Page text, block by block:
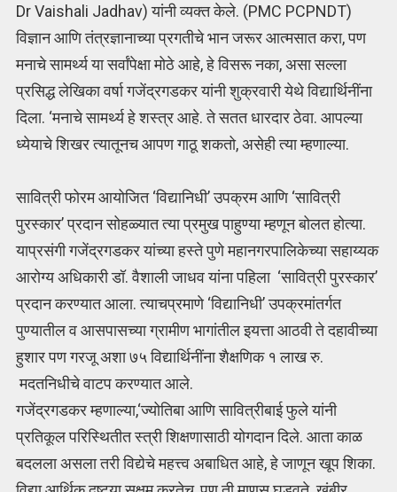
Dr Vaishali Jadhav) यांनी व्यक्त केले. (PMC PCPNDT)
विज्ञान आणि तंत्रज्ञानाच्या प्रगतीचे भान जरूर आत्मसात करा, पण
मनाचे सामर्थ्य या सर्वांपेक्षा मोठे आहे, हे विसरू नका, असा सल्ला
प्रसिद्ध लेखिका वर्षा गजेंद्रगडकर यांनी शुक्रवारी येथे विद्यार्थिनींना
दिला. ‘मनाचे सामर्थ्य हे शस्त्र आहे. ते सतत धारदार ठेवा. आपल्या
ध्येयाचे शिखर त्यातूनच आपण गाठू शकतो, असेही त्या म्हणाल्या.
सावित्री फोरम आयोजित ‘विद्यानिधी’ उपक्रम आणि ‘सावित्री
पुरस्कार’ प्रदान सोहळ्यात त्या प्रमुख पाहुण्या म्हणून बोलत होत्या.
याप्रसंगी गजेंद्रगडकर यांच्या हस्ते पुणे महानगरपालिकेच्या सहाय्यक
आरोग्य अधिकारी डॉ. वैशाली जाधव यांना पहिला ‘सावित्री पुरस्कार’
प्रदान करण्यात आला. त्याचप्रमाणे ‘विद्यानिधी’ उपक्रमांतर्गत
पुण्यातील व आसपासच्या ग्रामीण भागांतील इयत्ता आठवी ते दहावीच्या
हुशार पण गरजू अशा ७५ विद्यार्थिनींना शैक्षणिक १ लाख रु.
मदतनिधीचे वाटप करण्यात आले.
गजेंद्रगडकर म्हणाल्या,‘ज्योतिबा आणि सावित्रीबाई फुले यांनी
प्रतिकूल परिस्थितीत स्त्री शिक्षणासाठी योगदान दिले. आता काळ
बदलला असला तरी विद्येचे महत्त्व अबाधित आहे, हे जाणून खूप शिका.